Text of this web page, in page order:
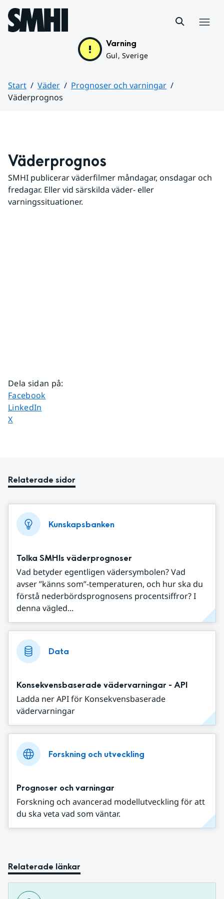
Hoppa till sidans innehåll
Varning
Gul, Sverige
Start Väder
Prognoser och varningar
Väderprognos
Väderprognos
SMHI publicerar väderfilmer måndagar, onsdagar och
fredagar. Eller vid särskilda väder- eller
varningssituationer.
Dela sidan på:
Dela sidan på
Facebook
Dela sidan på
LinkedIn
Dela sidan på
X
Relaterade sidor
Kunskapsbanken
Tolka SMHIs väderprognoser
Vad betyder egentligen vädersymbolen? Vad
avser ”känns som”-temperaturen, och hur ska du
förstå nederbördsprognosens procentsiffror? I
denna vägled...
Data
Konsekvensbaserade vädervarningar - API
Ladda ner API för Konsekvensbaserade
vädervarningar
Forskning och utveckling
Prognoser och varningar
Forskning och avancerad modellutveckling för att
du ska veta vad som väntar.
Relaterade länkar